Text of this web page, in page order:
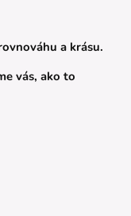
a krásu.
vás, ako to